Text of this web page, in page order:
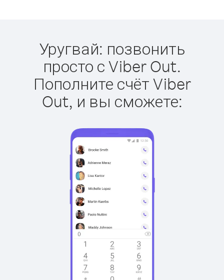
Уругвай: позвонить
просто с Viber Out.
Пополните счёт Viber
Out, и вы сможете: